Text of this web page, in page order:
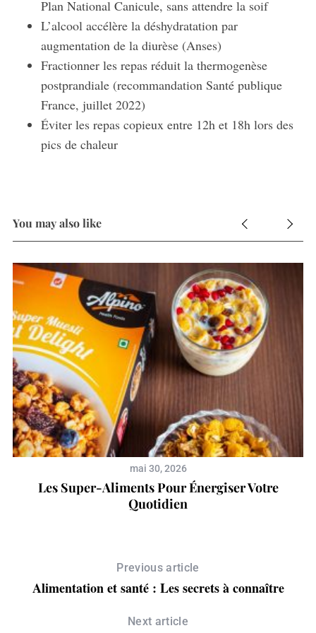
Plan National Canicule, sans attendre la soif
L’alcool accélère la déshydratation par
augmentation de la diurèse (Anses)
Fractionner les repas réduit la thermogenèse
postprandiale (recommandation Santé publique
France, juillet 2022)
Éviter les repas copieux entre 12h et 18h lors des
pics de chaleur
You may also like
mai 30, 2026
Les Super-Aliments Pour Énergiser Votre
Quotidien
Previous article
Alimentation et santé : Les secrets à connaître
Next article